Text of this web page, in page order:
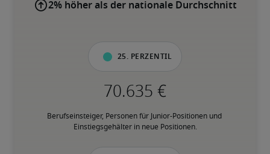
2% höher als der nationale Durchschnitt
25. Perzentil
Berufseinsteiger, Personen für Junior-Positionen und
Einstiegsgehälter in neue Positionen.